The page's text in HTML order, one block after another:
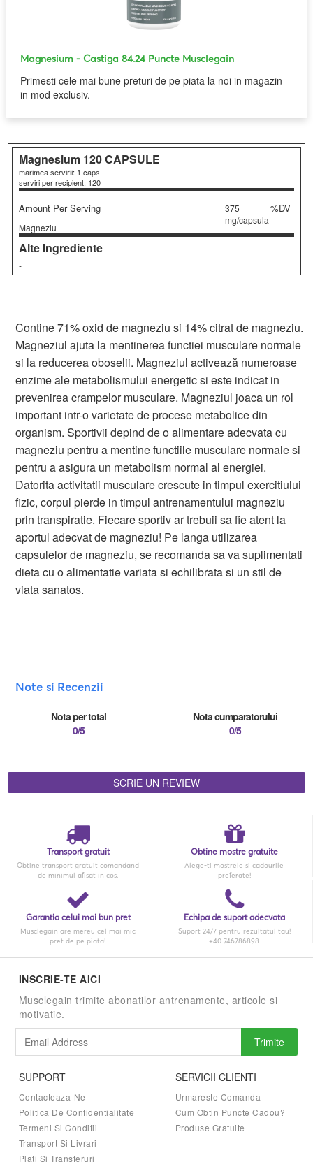
Magnesium- Castiga 84.24 Puncte Musclegain
Primesti cele mai bune preturi de pe piata la noi in magazin
in mod exclusiv.
Magnesium 120 CAPSULE
marimea servirii: 1 caps
serviri per recipient: 120
Amount Per Serving %DV
Magneziu
375
mg/capsula
Alte Ingrediente
-
Contine 71% oxid de magneziu si 14% citrat de magneziu.
Magneziul ajuta la mentinerea functiei musculare normale
si la reducerea oboselii. Magneziul activează numeroase
enzime ale metabolismului energetic si este indicat in
prevenirea crampelor musculare. Magneziul joaca un rol
important intr-o varietate de procese metabolice din
organism. Sportivii depind de o alimentare adecvata cu
magneziu pentru a mentine functiile musculare normale si
pentru a asigura un metabolism normal al energiei.
Datorita activitatii musculare crescute in timpul exercitiului
fizic, corpul pierde in timpul antrenamentului magneziu
prin transpiratie. Fiecare sportiv ar trebuii sa fie atent la
aportul adecvat de magneziu! Pe langa utilizarea
capsulelor de magneziu, se recomanda sa va suplimentati
dieta cu o alimentatie variata si echilibrata si un stil de
viata sanatos.
Note si Recenzii
Nota per total
0/5
Nota cumparatorului
0/5
SCRIE UN REVIEW
Transport gratuit
Obtine transport gratuit comandand
de minimul afisat in cos.
Obtine mostre gratuite
Alege-ti mostrele si cadourile
preferate!
Garantia celui mai bun pret
Musclegain are mereu cel mai mic
pret de pe piata!
Echipa de suport adecvata
Suport 24/7 pentru rezultatul tau!
+40 746786898
INSCRIE-TE AICI
Musclegain trimite abonatilor antrenamente, articole si
motivatie.
Trimite
SUPPORT
Contacteaza-Ne
Politica De Confidentialitate
Termeni Si Conditii
Transport Si Livrari
Plati Si Transferuri
SERVICII CLIENTI
Urmareste Comanda
Cum Obtin Puncte Cadou?
Produse Gratuite